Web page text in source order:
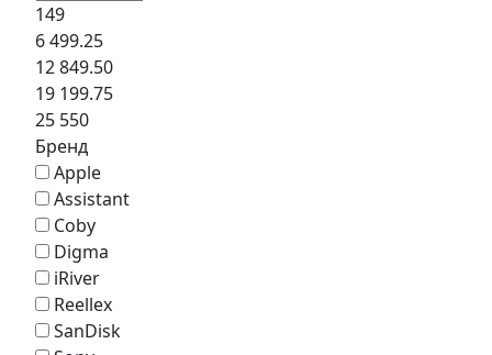
149
6 499.25
12 849.50
19 199.75
25 550
Бренд
Apple
Assistant
Coby
Digma
iRiver
Reellex
SanDisk